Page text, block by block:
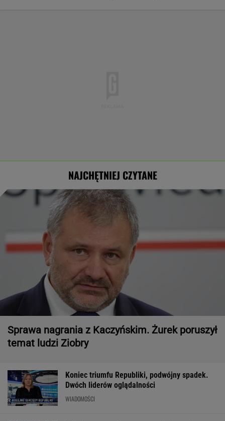
NAJCHĘTNIEJ CZYTANE
Sprawa nagrania z Kaczyńskim. Żurek poruszył
temat ludzi Ziobry
Koniec triumfu Republiki, podwójny spadek.
Dwóch liderów oglądalności
WIADOMOŚCI